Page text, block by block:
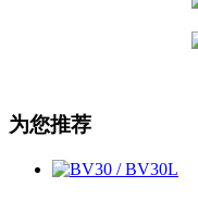
为您推荐